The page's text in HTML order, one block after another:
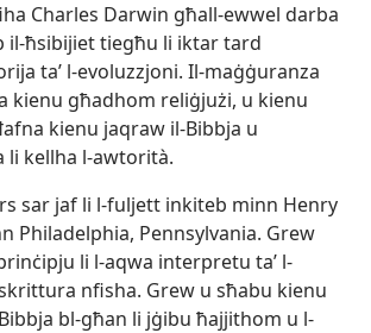
Charles Darwin għall-ewwel darba
il-ħsibijiet tiegħu li iktar tard
taʼ l-evoluzzjoni. Il-maġġuranza
kienu għadhom reliġjużi, u kienu
kienu jaqraw il-Bibbja u
li kellha l-awtorità.
sar jaf li l-fuljett inkiteb minn Henry
Philadelphia, Pennsylvania. Grew
li l-aqwa interpretu taʼ l-
nfisha. Grew u sħabu kienu
bl-għan li jġibu ħajjithom u l-